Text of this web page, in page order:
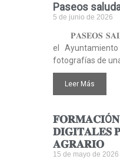
Paseos
5 de junio de 2026
𝐏𝐀𝐒𝐄𝐎𝐒
el
fotografías de
Leer Más
𝐃𝐈𝐆𝐈𝐓𝐀𝐋𝐄𝐒
𝐀𝐆𝐑𝐀𝐑𝐈𝐎
15 de mayo de 2026